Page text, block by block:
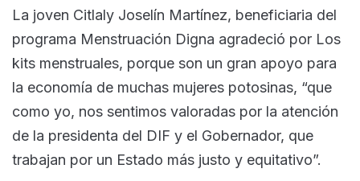
La joven Citlaly Joselín Martínez, beneficiaria del
programa Menstruación Digna agradeció por Los
kits menstruales, porque son un gran apoyo para
la economía de muchas mujeres potosinas, “que
como yo, nos sentimos valoradas por la atención
de la presidenta del DIF y el Gobernador, que
trabajan por un Estado más justo y equitativo”.